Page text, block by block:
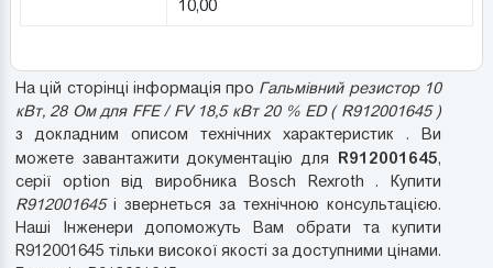
10,00
На цій сторінці інформація про Гальмівний резистор 10
кВт, 28 Ом для FFE / FV 18,5 кВт 20 % ED ( R912001645 )
з докладним описом технічних характеристик . Ви
можете завантажити документацію для R912001645,
серії option від виробника Bosch Rexroth . Купити
R912001645і звернеться за технічною консультацією.
Наші Інженери допоможуть Вам обрати та купити
R912001645 тільки високої якості за доступними цінами.